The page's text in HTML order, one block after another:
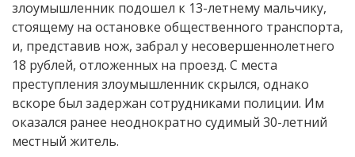
злоумышленник подошел к 13-летнему мальчику,
стоящему на остановке общественного транспорта,
и, представив нож, забрал у несовершеннолетнего
18 рублей, отложенных на проезд. С места
преступления злоумышленник скрылся, однако
вскоре был задержан сотрудниками полиции. Им
оказался ранее неоднократно судимый 30-летний
местный житель.